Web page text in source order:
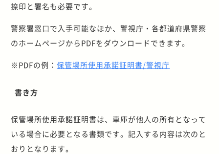
捺印と署名も必要です。
警察署窓口で入手可能なほか、警視庁・各都道府県警察
のホームページからPDFをダウンロードできます。
※PDFの例：保管場所使用承諾証明書/警視庁
書き方
保管場所使用承諾証明書は、車庫が他人の所有となって
いる場合に必要となる書類です。記入する内容は次のと
おりとなります。